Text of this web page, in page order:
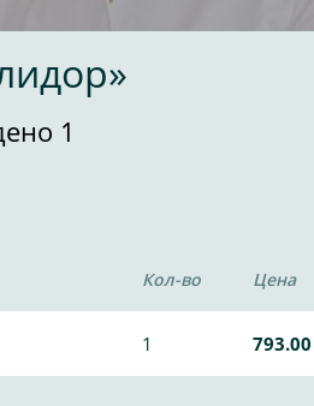
1
Кол-во Цена
1 793.00